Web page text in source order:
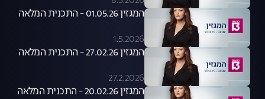
המגזין 01.05.26 - התכנית המלאה
1.5.2026
המגזין 27.02.26 - התכנית המלאה
27.2.2026
המגזין 20.02.26 - התכנית המלאה